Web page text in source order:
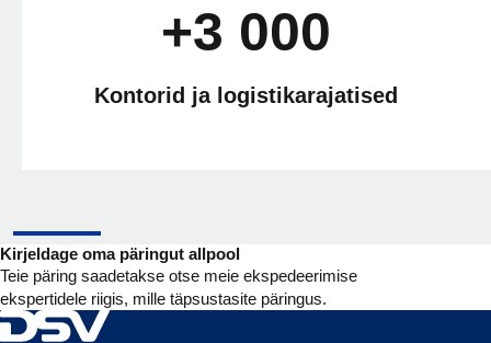
+3 000
Kontorid ja logistikarajatised
Kirjeldage oma päringut allpool
Teie päring saadetakse otse meie ekspedeerimise
ekspertidele riigis, mille täpsustasite päringus.